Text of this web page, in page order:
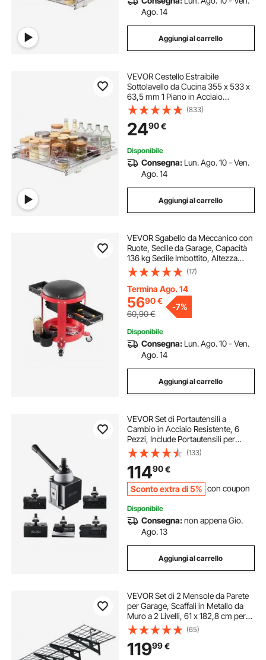
Ago. 14
Aggiungi al carrello
VEVOR Cestello Estraibile
Sottolavello da Cucina 355 x 533 x
63,5 mm 1 Piano in Acciaio
Cromato, Cestello Scorrevole per
Cucina Ripiano Carico max. 13 kg,
Cestello Portautensili Sottolavello
da Cucina
(833)
2490€
Disponibile
Consegna: Lun. Ago. 10 - Ven.
Ago. 14
Aggiungi al carrello
VEVOR Sgabello da Meccanico con
Ruote, Sedile da Garage, Capacità
136 kg Sedile Imbottito, Altezza
Fissa, Vassoio Portautensili e 2
Cassetti, per Garage, Officina e
Riparazione Auto, Rosso Nero
(17)
Termina Ago. 14
5690€
60,90€
-7%
Disponibile
Consegna: Lun. Ago. 10 - Ven.
Ago. 14
Aggiungi al carrello
VEVOR Set di Portautensili a
Cambio in Acciaio Resistente, 6
Pezzi, Include Portautensili per
Tornio, Portautensili a Cuneo per
Tornitura, per Mini Torni e Torni per
Metallo, Oscillazione 254-381 mm
(133)
11490€
Sconto extra di 5% con coupon
Disponibile
Consegna:non appena Gio.
Ago. 13
Aggiungi al carrello
VEVOR Set di 2 Mensole da Parete
per Garage, Scaffali in Metallo da
Muro a 2 Livelli, 61 x 182,8 cm per
Mensola, Portata Totale di 454 kg,
con Ganci Portautensili, Soluzione
Salvaspazio per Officina
(65)
11999€